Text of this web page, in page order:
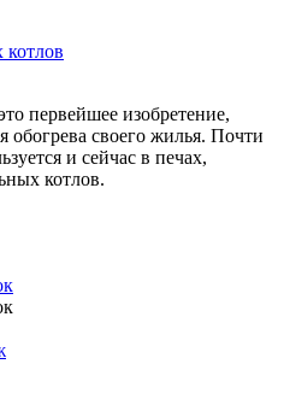
первейшее изобретение,
обогрева своего жилья. Почти
и сейчас в печах,
котлов.